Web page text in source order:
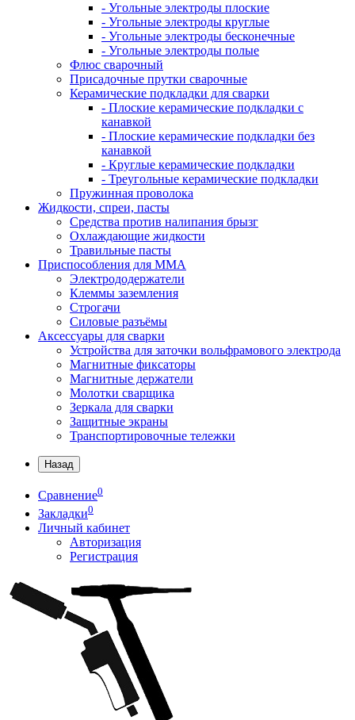
- Угольные электроды плоские
- Угольные электроды круглые
- Угольные электроды бесконечные
- Угольные электроды полые
Флюс сварочный
Присадочные прутки сварочные
Керамические подкладки для сварки
- Плоские керамические подкладки с
канавкой
- Плоские керамические подкладки без
канавкой
- Круглые керамические подкладки
- Треугольные керамические подкладки
Пружинная проволока
Жидкости, спреи, пасты
Средства против налипания брызг
Охлаждающие жидкости
Травильные пасты
Приспособления для ММА
Электрододержатели
Клеммы заземления
Строгачи
Силовые разъёмы
Аксессуары для сварки
Устройства для заточки вольфрамового электрода
Магнитные фиксаторы
Магнитные держатели
Молотки сварщика
Зеркала для сварки
Защитные экраны
Транспортировочные тележки
Назад
Сравнение0
Закладки0
Личный кабинет
Авторизация
Регистрация